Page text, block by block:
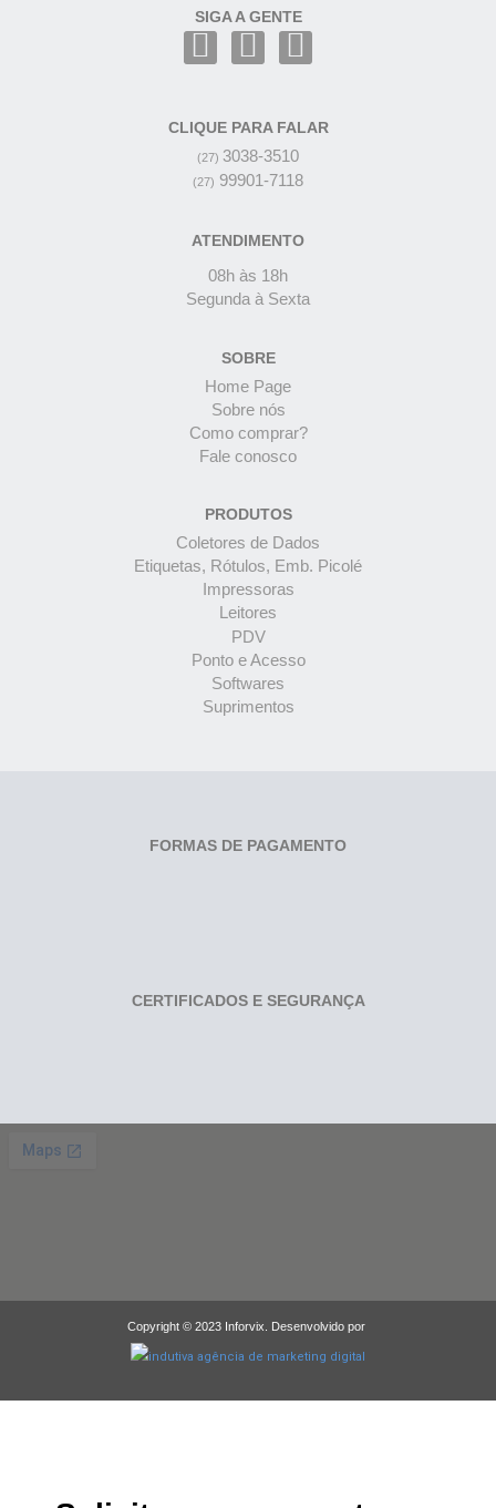
SIGA A GENTE
CLIQUE PARA FALAR
(27) 3038-3510
(27) 99901-7118
ATENDIMENTO
08h às 18h
Segunda à Sexta
SOBRE
Home Page
Sobre nós
Como comprar?
Fale conosco
PRODUTOS
Coletores de Dados
Etiquetas, Rótulos, Emb. Picolé
Impressoras
Leitores
PDV
Ponto e Acesso
Softwares
Suprimentos
FORMAS DE PAGAMENTO
CERTIFICADOS E SEGURANÇA
Copyright © 2023 Inforvix. Desenvolvido por